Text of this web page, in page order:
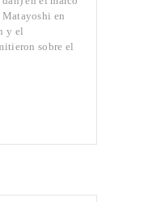
en
y el
sobre el